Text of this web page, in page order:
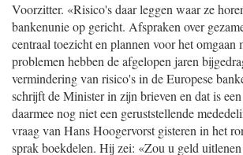
Voorzitter. «Risico's daar leggen waar ze
bankenunie op gericht. Afspraken over
centraal toezicht en plannen voor het omgaan
problemen hebben de afgelopen jaren
vermindering van risico's in de Europese
schrijft de Minister in zijn brieven en dat is
daarmee nog niet een geruststellende
vraag van Hans Hoogervorst gisteren in het
sprak boekdelen. Hij zei: «Zou u geld